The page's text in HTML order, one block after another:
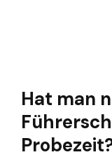
Hat man